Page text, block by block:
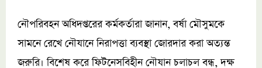
নৌপরিবহন অধিদপ্তরের কর্মকর্তারা জানান, বর্ষা মৌসুমকে
সামনে রেখে নৌযানে নিরাপত্তা ব্যবস্থা জোরদার করা অত্যন্ত
জরুরি। বিশেষ করে ফিটনেসবিহীন নৌযান চলাচল বন্ধ, দক্ষ